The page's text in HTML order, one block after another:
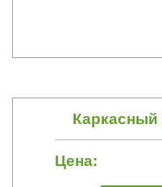
Каркасный
Цена: